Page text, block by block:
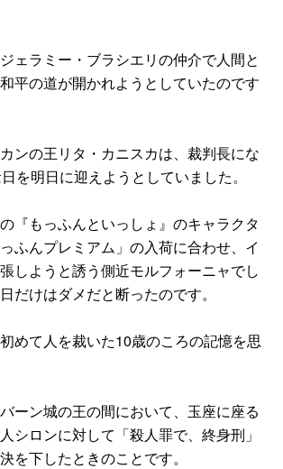
ェラミー・ブラシエリの仲介で人間と
平の道が開かれようとしていたのです
ンの王リタ・カニスカは、裁判長にな
を明日に迎えようとしていました。
『もっふんといっしょ』のキャラクタ
ふんプレミアム」の入荷に合わせ、イ
しようと誘う側近モルフォーニャでし
だけはダメだと断ったのです。
めて人を裁いた10歳のころの記憶を思
ーン城の王の間において、玉座に座る
シロンに対して「殺人罪で、終身刑」
を下したときのことです。